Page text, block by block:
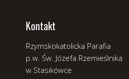
Kontakt
Rzymskokatolicka Parafia
p.w. Św. Józefa Rzemieślnika
w Stasikówce